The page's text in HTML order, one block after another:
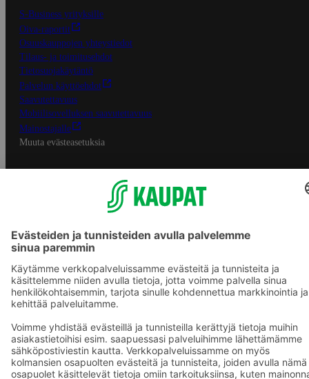
S-Business yrityksille
Oiva-raportit
Osuuskauppojen yhteystiedot
Tilaus- ja toimitusehdot
Tietosuojakäytäntö
Palvelun käyttöehdot
Saavutettavuus
Mobiilisovelluksen saavutettavuus
Mainostajalle
Muuta evästeasetuksia
S-ryhmän palvelut
S-ryhmä
Asiakasomistajuus
Yhteishyvä Ruoka -sovellus
S-ostoslista -sovellus
Prisma.fi
Sokos.fi
S-Pankki
Yhteishyvä
Sokos Hotels
Raflaamo